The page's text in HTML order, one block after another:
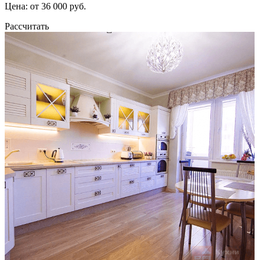
Цена: от 36 000 руб.
Рассчитать